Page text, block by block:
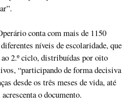
conta com mais de 1150
níveis de escolaridade, que
ao 2.º ciclo, distribuídas por oito
“participando de forma decisiva
desde os três meses de vida, até
o documento.